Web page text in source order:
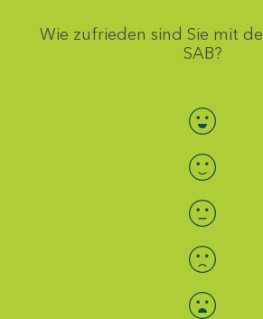
Wie zufrieden sind Sie mit
SAB?